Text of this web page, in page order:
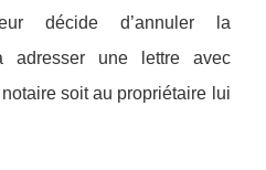
décide d’annuler la
adresser une lettre avec
soit au propriétaire lui